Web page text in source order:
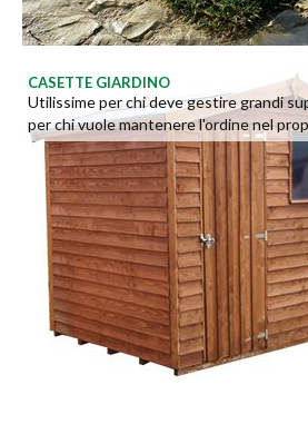
CASETTE GIARDINO
Utilissime per chi deve gestire grandi
per chi vuole mantenere l'ordine nel